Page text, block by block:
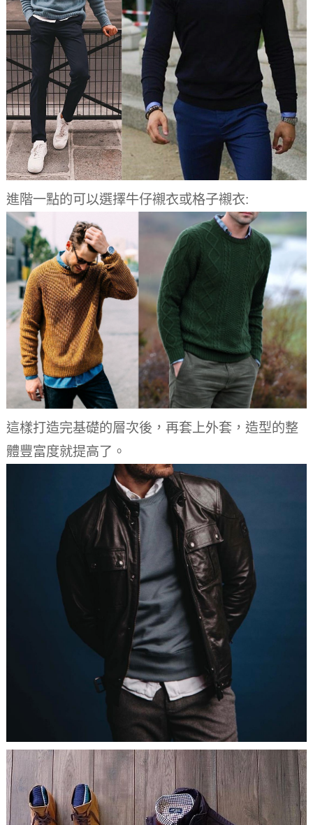
進階一點的可以選擇牛仔襯衣或格子襯衣:
這樣打造完基礎的層次後，再套上外套，造型的整
體豐富度就提高了。